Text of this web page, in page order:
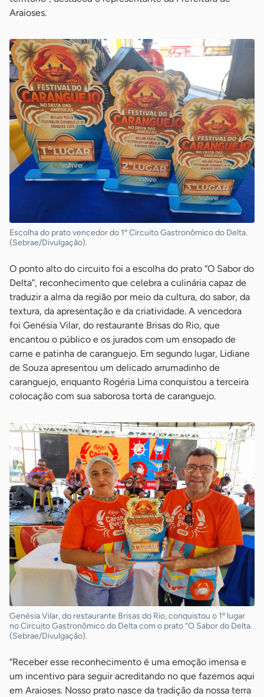
Araioses.
Escolha do prato vencedor do 1º Circuito Gastronômico do Delta.
(Sebrae/Divulgação).
O ponto alto do circuito foi a escolha do prato “O Sabor do
Delta”, reconhecimento que celebra a culinária capaz de
traduzir a alma da região por meio da cultura, do sabor, da
textura, da apresentação e da criatividade. A vencedora
foi Genésia Vilar, do restaurante Brisas do Rio, que
encantou o público e os jurados com um ensopado de
carne e patinha de caranguejo. Em segundo lugar, Lidiane
de Souza apresentou um delicado arrumadinho de
caranguejo, enquanto Rogéria Lima conquistou a terceira
colocação com sua saborosa torta de caranguejo.
Genésia Vilar, do restaurante Brisas do Rio, conquistou o 1º lugar
no Circuito Gastronômico do Delta com o prato “O Sabor do Delta.
(Sebrae/Divulgação).
“Receber esse reconhecimento é uma emoção imensa e
um incentivo para seguir acreditando no que fazemos aqui
em Araioses. Nosso prato nasce da tradição da nossa terra